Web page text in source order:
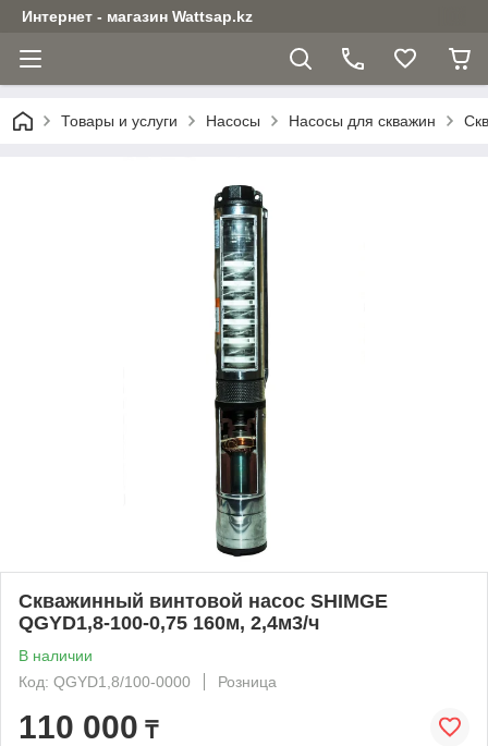
Интернет - магазин Wattsap.kz
Товары и услуги Насосы Насосы для скважин
Скважинный винтовой насос SHIMGE
QGYD1,8-100-0,75 160м, 2,4м3/ч
В наличии
Код: QGYD1,8/100-0000
Розница
110 000 ₸